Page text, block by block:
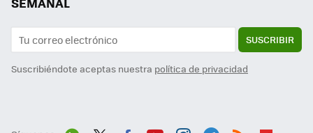
SUSCRIBIR
Suscribiéndote aceptas nuestra política de privacidad